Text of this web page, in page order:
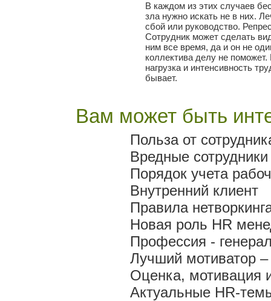
В каждом из этих случаев
зла нужно искать не в них.
сбой или руководство.
Сотрудник может сделать
ним все время, да и он не
коллектива делу не
нагрузка и интенсивность
бывает.
Вам может быть
Польза от
Вредные сотрудники
Порядок учета
Внутренний клиент
Правила
Новая роль HR
Профессия -
Лучший мотиватор –
Оценка, мотивация
Актуальные HR-